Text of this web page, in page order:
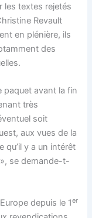
les textes rejetés
Revault
en plénière, ils
des
paquet avant la fin
très
soit
aux vues de la
qu’il y a un intérêt
se demande-t-
depuis le 1er